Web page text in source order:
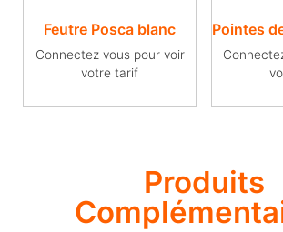
Feutre Posca blanc
Connectez vous pour voir
votre tarif
Pointes
Produits